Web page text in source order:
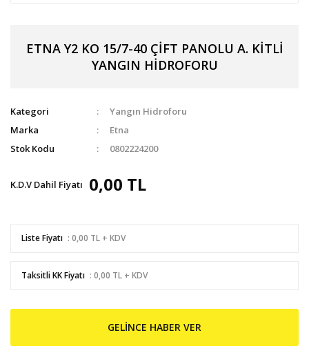
ETNA Y2 KO 15/7-40 ÇİFT PANOLU A. KİTLİ
YANGIN HİDROFORU
Kategori
Yangın Hidroforu
Marka
Etna
Stok Kodu
0802224200
K.D.V Dahil Fiyatı 0,00 TL
Liste Fiyatı : 0,00 TL + KDV
Taksitli KK Fiyatı : 0,00 TL + KDV
GELİNCE HABER VER